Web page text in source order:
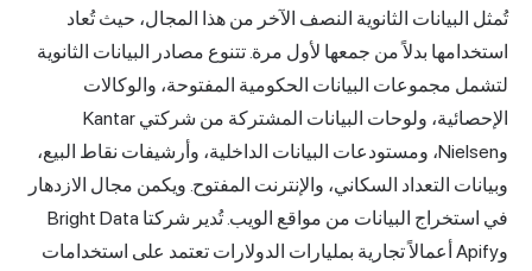
تُمثل البيانات الثانوية النصف الآخر من هذا المجال، حيث تُعاد
استخدامها بدلاً من جمعها لأول مرة. تتنوع مصادر البيانات الثانوية
لتشمل مجموعات البيانات الحكومية المفتوحة، والوكالات
الإحصائية، ولوحات البيانات المشتركة من شركتي Kantar
وNielsen، ومستودعات البيانات الداخلية، وأرشيفات نقاط البيع،
وبيانات التعداد السكاني، والإنترنت المفتوح. ويكمن مجال الازدهار
في استخراج البيانات من مواقع الويب. تُدير شركتا Bright Data
وApify أعمالاً تجارية بمليارات الدولارات تعتمد على استخدامات